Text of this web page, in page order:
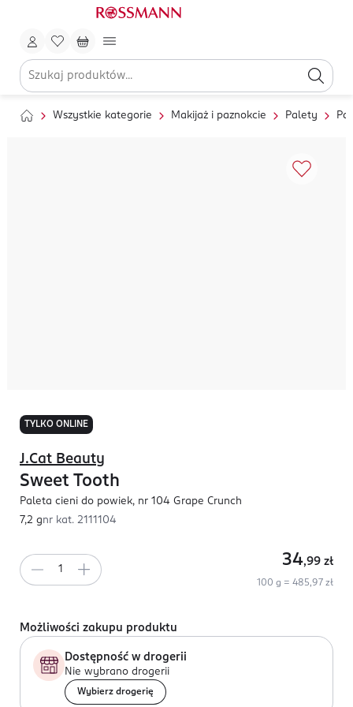
Wszystkie kategorie Makijaż i paznokcie Palety
TYLKO ONLINE
J.Cat Beauty
Sweet Tooth
Paleta cieni do powiek, nr 104 Grape Crunch
7,2 gnr kat. 2111104
34,99 zł
100 g = 485,97 zł
Możliwości zakupu produktu
Dostępność w drogerii
Nie wybrano drogerii
Wybierz drogerię